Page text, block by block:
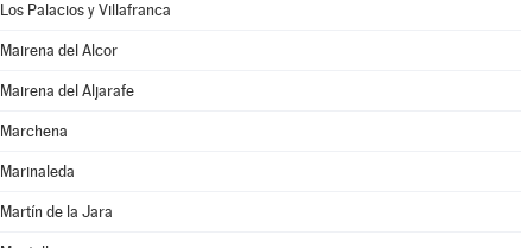
Los Palacios y Villafranca
Mairena del Alcor
Mairena del Aljarafe
Marchena
Marinaleda
Martín de la Jara